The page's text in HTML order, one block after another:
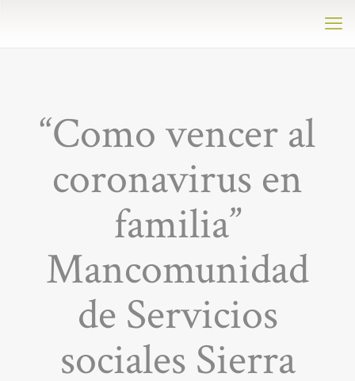
“Como vencer al
coronavirus en
familia”
Mancomunidad
de Servicios
sociales Sierra